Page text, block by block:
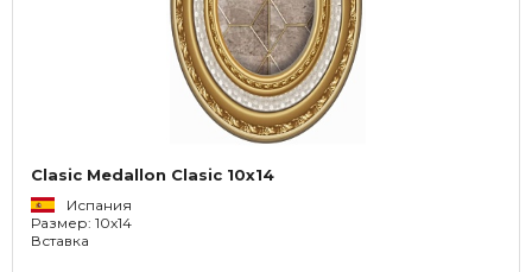
Clasic Medallon Clasic 10x14
Испания
Размер: 10x14
Вставка